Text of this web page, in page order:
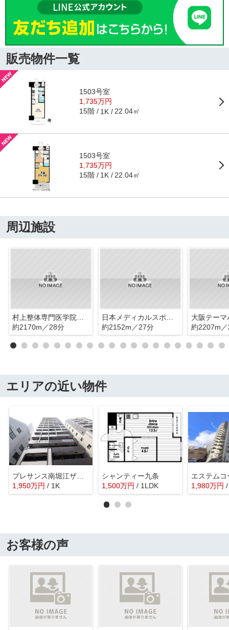
販売物件一覧
1503号室
1,735万円
15階 1K 22.04㎡
1503号室
1,735万円
15階 1K 22.04㎡
周辺施設
約2170m／28分
約2152m／27分
約2207m
エリアの近い物件
プレサンス南堀江ザ・センス
1,950万円 / 1K
シャンティー九条
1,500万円 / 1LDK 1,980万円
お客様の声